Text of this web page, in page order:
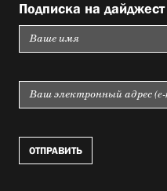
Подписка на дайджест